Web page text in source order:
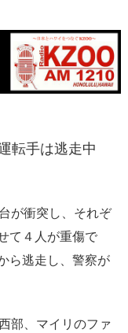
転手は逃走中
が衝突し、それぞ
て４人が重傷で
ら逃走し、警察が
部、マイリのファ